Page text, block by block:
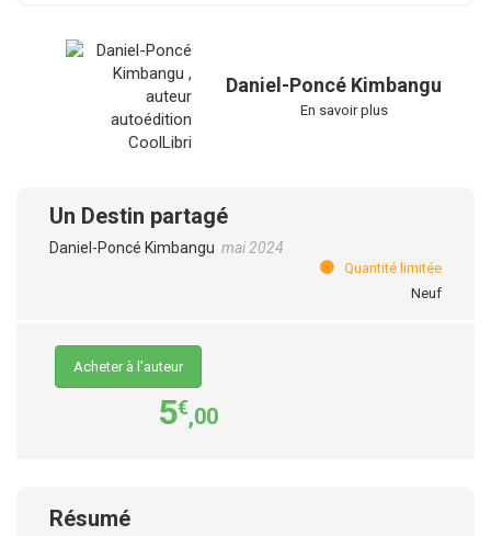
Daniel-Poncé Kimbangu
En savoir plus
Un Destin partagé
Daniel-Poncé Kimbangu mai 2024
Quantité limitée
Neuf
Acheter à l’auteur
5€,00
Résumé